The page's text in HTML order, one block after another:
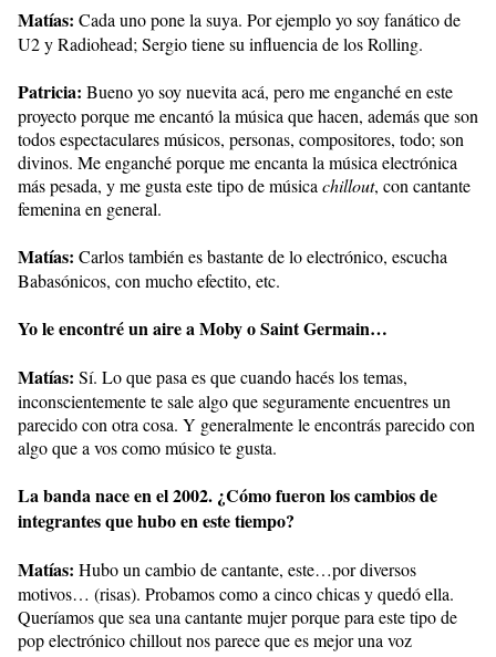
Matías: Cada uno pone la suya. Por ejemplo yo soy fanático de
U2 y Radiohead; Sergio tiene su influencia de los Rolling.
Patricia: Bueno yo soy nuevita acá, pero me enganché en este
proyecto porque me encantó la música que hacen, además que son
todos espectaculares músicos, personas, compositores, todo; son
divinos. Me enganché porque me encanta la música electrónica
más pesada, y me gusta este tipo de músicachillout, con cantante
femenina en general.
Matías: Carlos también es bastante de lo electrónico, escucha
Babasónicos, con mucho efectito, etc.
Yo le encontré un aire a Moby o Saint Germain…
Matías: Sí. Lo que pasa es que cuando hacés los temas,
inconscientemente te sale algo que seguramente encuentres un
parecido con otra cosa. Y generalmente le encontrás parecido con
algo que a vos como músico te gusta.
La banda nace en el 2002. ¿Cómo fueron los cambios de
integrantes que hubo en este tiempo?
Matías: Hubo un cambio de cantante, este…por diversos
motivos… (risas). Probamos como a cinco chicas y quedó ella.
Queríamos que sea una cantante mujer porque para este tipo de
pop electrónico chillout nos parece que es mejor una voz